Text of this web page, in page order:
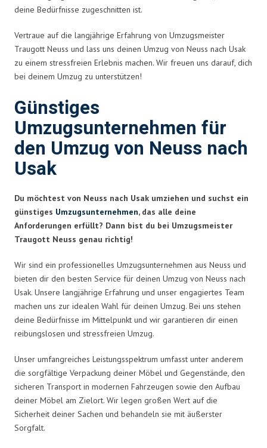
deine Bedürfnisse zugeschnitten ist.
Vertraue auf die langjährige Erfahrung von Umzugsmeister
Traugott Neuss und lass uns deinen Umzug von Neuss nach Usak
zu einem stressfreien Erlebnis machen. Wir freuen uns darauf, dich
bei deinem Umzug zu unterstützen!
Günstiges
Umzugsunternehmen für
den Umzug von Neuss nach
Usak
Du möchtest von Neuss nach Usak umziehen und suchst ein
günstiges Umzugsunternehmen, das alle deine
Anforderungen erfüllt? Dann bist du bei Umzugsmeister
Traugott Neuss genau richtig!
Wir sind ein professionelles Umzugsunternehmen aus Neuss und
bieten dir den besten Service für deinen Umzug von Neuss nach
Usak. Unsere langjährige Erfahrung und unser engagiertes Team
machen uns zur idealen Wahl für deinen Umzug. Bei uns stehen
deine Bedürfnisse im Mittelpunkt und wir garantieren dir einen
reibungslosen und stressfreien Umzug.
Unser umfangreiches Leistungsspektrum umfasst unter anderem
die sorgfältige Verpackung deiner Möbel und Gegenstände, den
sicheren Transport in modernen Fahrzeugen sowie den Aufbau
deiner Möbel am Zielort. Wir legen großen Wert auf die
Sicherheit deiner Sachen und behandeln sie mit äußerster
Sorgfalt.